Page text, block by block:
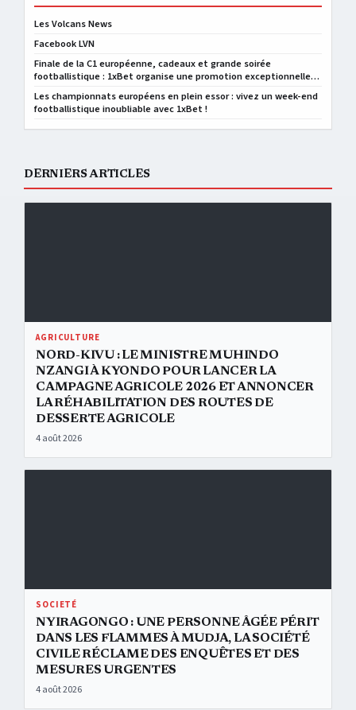
Les Volcans News
Facebook LVN
Finale de la C1 européenne, cadeaux et grande soirée
footballistique : 1xBet organise une promotion exceptionnelle
Les championnats européens en plein essor : vivez un week-end
footballistique inoubliable avec 1xBet !
DERNIERS ARTICLES
AGRICULTURE
NORD-KIVU : LE MINISTRE MUHINDO
NZANGI À KYONDO POUR LANCER LA
CAMPAGNE AGRICOLE 2026 ET ANNONCER
LA RÉHABILITATION DES ROUTES DE
DESSERTE AGRICOLE
4 août 2026
SOCIETÉ
NYIRAGONGO : UNE PERSONNE ÂGÉE PÉRIT
DANS LES FLAMMES À MUDJA, LA SOCIÉTÉ
CIVILE RÉCLAME DES ENQUÊTES ET DES
MESURES URGENTES
4 août 2026